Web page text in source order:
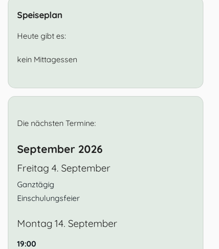
Speiseplan
Heute gibt es:
kein Mittagessen
Die nächsten Termine:
September 2026
Freitag 4. September
Ganztägig
Einschulungsfeier
Montag 14. September
19:00